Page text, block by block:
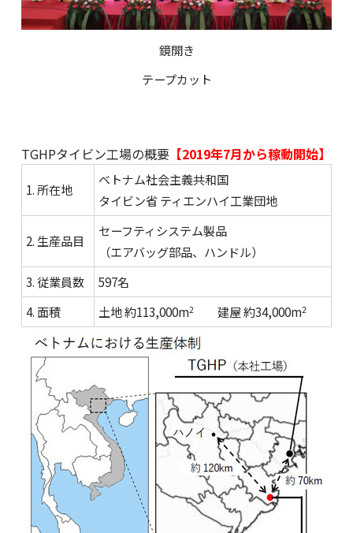
鏡開き
テープカット
TGHPタイビン工場の概要 【2019年7月から稼動開始】
1. 所在地
ベトナム社会主義共和国
タイビン省 ティエンハイ工業団地
2. 生産品目
セーフティシステム製品
（エアバッグ部品、ハンドル）
3. 従業員数
597名
4. 面積
土地 約113,000m2 建屋 約34,000m2